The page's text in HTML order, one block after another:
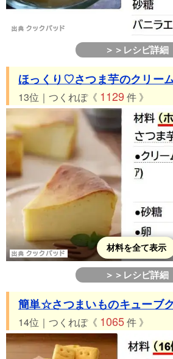
＞＞レシピ詳細
ほっくり♡さつま芋のクリー
13位｜つくれぽ《 1129 件 》
材料を全て表示
＞＞レシピ詳細
簡単☆さつまいものキューブ
14位｜つくれぽ《 1065件 》